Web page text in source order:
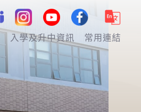
入學及升中資訊 常用連結